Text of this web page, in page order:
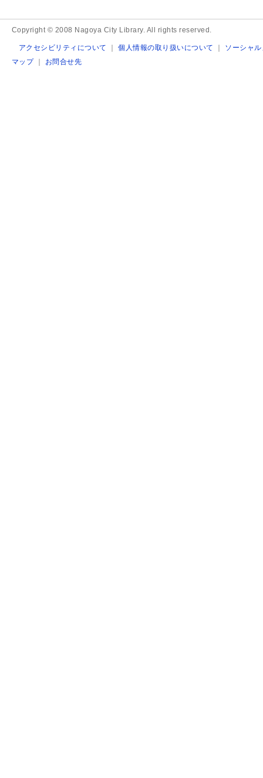
Copyright © 2008 Nagoya City Library. All rights reserved.
アクセシビリティについて ｜個人情報の取り扱いについて ｜ ソーシャ
マップ｜ お問合せ先